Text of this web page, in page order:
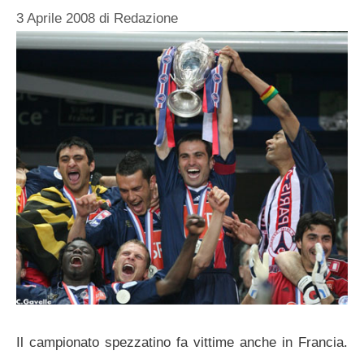
3 Aprile 2008 di Redazione
Il campionato spezzatino fa vittime anche in Francia.